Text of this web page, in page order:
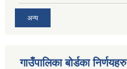
अन्य
गाउँपालिका बोर्डका निर्णयहरु